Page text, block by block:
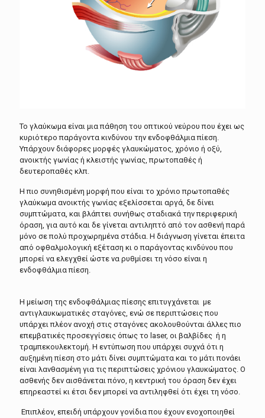
Το γλαύκωμα είναι μια πάθηση του οπτικού νεύρου που έχει ως
κυριότερο παράγοντα κινδύνου την ενδοφθάλμια πίεση.
Υπάρχουν διάφορες μορφές γλαυκώματος, χρόνιο ή οξύ,
ανοικτής γωνίας ή κλειστής γωνίας, πρωτοπαθές ή
δευτεροπαθές κλπ.
Η πιο συνηθισμένη μορφή που είναι το χρόνιο πρωτοπαθές
γλαύκωμα ανοικτής γωνίας εξελίσσεται αργά, δε δίνει
συμπτώματα, και βλάπτει συνήθως σταδιακά την περιφερική
όραση, για αυτό και δε γίνεται αντιληπτό από τον ασθενή παρά
μόνο σε πολύ προχωρημένα στάδια. Η διάγνωση γίνεται έπειτα
από οφθαλμολογική εξέταση κι ο παράγοντας κινδύνου που
μπορεί να ελεγχθεί ώστε να ρυθμίσει τη νόσο είναι η
ενδοφθάλμια πίεση.
Η μείωση της ενδοφθάλμιας πίεσης επιτυγχάνεται με
αντιγλαυκωματικές σταγόνες, ενώ σε περιπτώσεις που
υπάρχει πλέον ανοχή στις σταγόνες ακολουθούνται άλλες πιο
επεμβατικές προσεγγίσεις όπως το laser, οι βαλβίδες ή η
τραμπεκουλεκτομή. Η εντύπωση που υπάρχει συχνά ότι η
αυξημένη πίεση στο μάτι δίνει συμπτώματα και το μάτι πονάει
είναι λανθασμένη για τις περιπτώσεις χρόνιου γλαυκώματος. Ο
ασθενής δεν αισθάνεται πόνο, η κεντρική του όραση δεν έχει
επηρεαστεί κι έτσι δεν μπορεί να αντιληφθεί ότι έχει τη νόσο.
Επιπλέον, επειδή υπάρχουν γονίδια που έχουν ενοχοποιηθεί